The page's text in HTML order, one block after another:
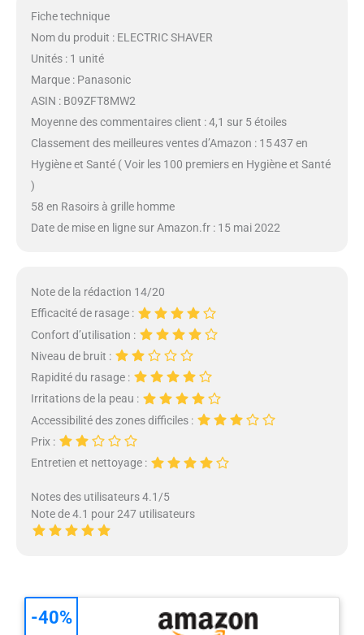
Fiche technique
Nom du produit : ELECTRIC SHAVER
Unités : 1 unité
Marque : Panasonic
ASIN : B09ZFT8MW2
Moyenne des commentaires client : 4,1 sur 5 étoiles
Classement des meilleures ventes d’Amazon : 15 437 en
Hygiène et Santé ( Voir les 100 premiers en Hygiène et Santé
)
58 en Rasoirs à grille homme
Date de mise en ligne sur Amazon.fr : 15 mai 2022
Note de la rédaction 14/20
Efficacité de rasage :
Confort d’utilisation :
Niveau de bruit :
Rapidité du rasage :
Irritations de la peau :
Accessibilité des zones difficiles :
Prix :
Entretien et nettoyage :
Notes des utilisateurs 4.1/5
Note de 4.1 pour 247 utilisateurs
-40%